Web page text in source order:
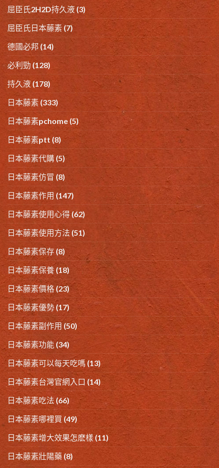
屈臣氏2H2D持久液 (3)
屈臣氏日本藤素 (7)
德國必邦 (14)
必利勁 (128)
持久液 (178)
日本藤素 (333)
日本藤素pchome (5)
日本藤素ptt (8)
日本藤素代購 (5)
日本藤素仿冒 (8)
日本藤素作用(147)
日本藤素使用心得(62)
日本藤素使用方法 (51)
日本藤素保存 (8)
日本藤素保養 (18)
日本藤素價格 (23)
日本藤素優勢(17)
日本藤素副作用 (50)
日本藤素功能 (34)
日本藤素可以每天吃嗎 (13)
日本藤素台灣官網入口 (14)
日本藤素吃法(66)
日本藤素哪裡買 (49)
日本藤素增大效果怎麽樣(11)
日本藤素壯陽藥 (8)